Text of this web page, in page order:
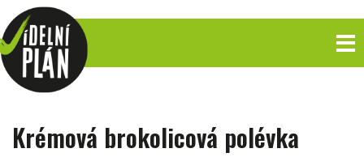
Krémová brokolicová polévka